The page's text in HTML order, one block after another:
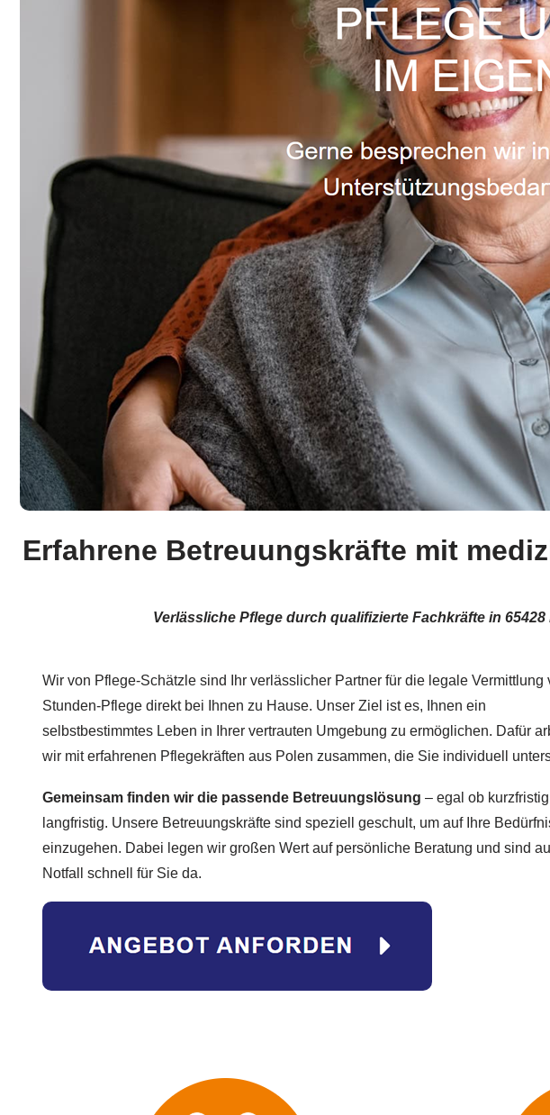
Erfahrene Betreuungskräfte mit
Verlässliche Pflege durch qualifizierte Fachkräfte in
Wir von Pflege-Schätzle sind Ihr verlässlicher Partner für die legale Vermittlung
Stunden-Pflege direkt bei Ihnen zu Hause. Unser Ziel ist es, Ihnen ein
selbstbestimmtes Leben in Ihrer vertrauten Umgebung zu ermöglichen. Dafür
wir mit erfahrenen Pflegekräften aus Polen zusammen, die Sie individuell
Gemeinsam finden wir die passende Betreuungslösung – egal ob
langfristig. Unsere Betreuungskräfte sind speziell geschult, um auf Ihre
einzugehen. Dabei legen wir großen Wert auf persönliche Beratung und sind
Notfall schnell für Sie da.